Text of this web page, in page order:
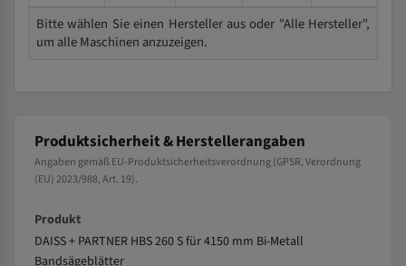
Bitte wählen Sie einen Hersteller aus oder "Alle Hersteller",
um alle Maschinen anzuzeigen.
Produktsicherheit & Herstellerangaben
Angaben gemäß EU-Produktsicherheitsverordnung (GPSR, Verordnung
(EU) 2023/988, Art. 19).
Produkt
DAISS + PARTNER HBS 260 S für 4150 mm Bi-Metall
Bandsägeblätter